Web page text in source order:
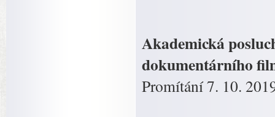
Akademická
dokumentárního
Promítání 7. 10.